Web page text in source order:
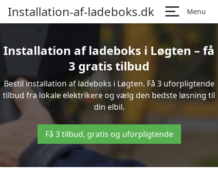
Installation-af-ladeboks.dk Menu
Installation af ladeboks i Løgten – få
3 gratis tilbud
Bestil installation af ladeboks i Løgten. Få 3 uforpligtende
tilbud fra lokale elektrikere og vælg den bedste løsning til
din elbil.
Få 3 tilbud, gratis og uforpligtende